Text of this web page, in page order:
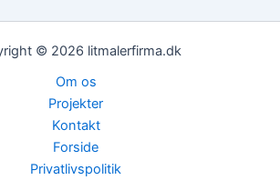
© 2026 litmalerfirma.dk
Om os
Projekter
Kontakt
Forside
Privatlivspolitik